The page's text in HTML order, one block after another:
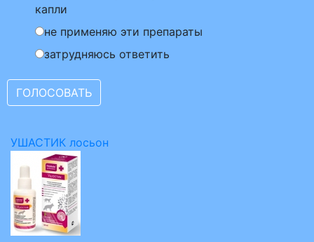
капли
не применяю эти препараты
затрудняюсь ответить
УШАСТИК лосьон